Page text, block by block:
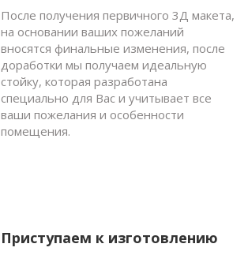
После получения первичного 3Д макета,
на основании ваших пожеланий
вносятся финальные изменения, после
доработки мы получаем идеальную
стойку, которая разработана
специально для Вас и учитывает все
ваши пожелания и особенности
помещения.
Приступаем к изготовлению